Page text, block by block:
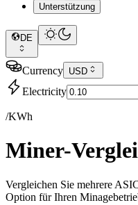
Unterstützung
DE
Currency USD
Electricity
/KWh
Miner-
Vergleichen Sie mehrere
Option für Ihren